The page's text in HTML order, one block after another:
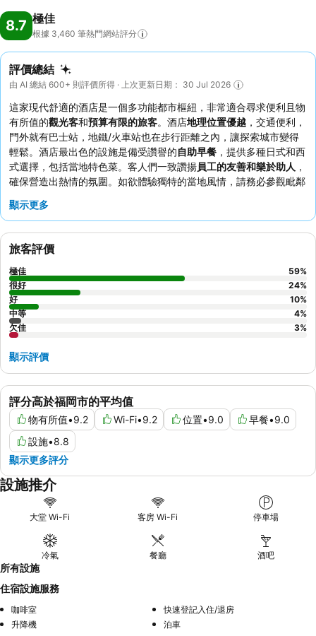
8.7 極佳
根據 3,460 筆熱門網站評分
評價總結
由 AI 總結 600+ 則評價所得 · 上次更新日期： 30 Jul 2026
這家現代舒適的酒店是一個多功能都市樞紐，非常適合尋求便利且物
有所值的觀光客和預算有限的旅客。酒店地理位置優越 ，交通便利，
門外就有巴士站，地鐵/火車站也在步行距離之內，讓探索城市變得
輕鬆。酒店最出色的設施是備受讚譽的自助早餐 ，提供多種日式和西
式選擇，包括當地特色菜。客人們一致讚揚員工的友善和樂於助人 ，
確保營造出熱情的氛圍。如欲體驗獨特的當地風情，請務必參觀毗鄰
顯示更多
評分高於福岡市的平均值
物有所值•9.2 Wi-Fi•9.2 位置•9.0 早餐•9.0
設施•8.8
顯示更多評分
旅客評價
極佳 59%
很好
24%
好
10%
中等
4%
欠佳
3%
顯示評價
設施推介
大堂 Wi-Fi 客房 Wi-Fi 停車場
冷氣 餐廳 酒吧
所有設施
住宿設施服務
咖啡室
快速登記入住/退房
升降機
泊車